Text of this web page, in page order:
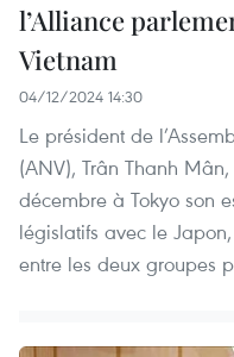
l’Alliance
Vietnam
04/12/2024 14:30
Le président de
(ANV), Trân Thanh
décembre à Tokyo son
législatifs avec le
entre les deux groupes